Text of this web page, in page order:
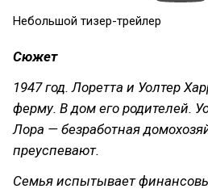
Небольшой тизер-трейлер
Сюжет
1947 год. Лоретта и Уолтер
ферму. В дом его родителей.
Лора — безработная
преуспевают.
Семья испытывает